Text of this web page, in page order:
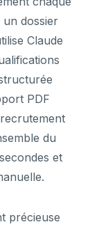
un dossier
Claude
PDF
du
et
précieuse